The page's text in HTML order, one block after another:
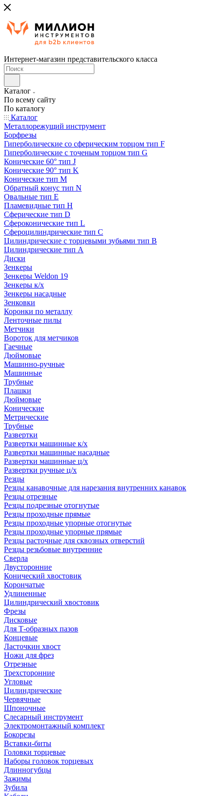
Интернет-магазин представительского класса
Каталог
По всему сайту
По каталогу
Каталог
Металлорежущий инструмент
Борфрезы
Гиперболические cо сферическим торцом тип F
Гиперболические с точеным торцом тип G
Конические 60° тип J
Конические 90° тип K
Конические тип M
Обратный конус тип N
Овальные тип E
Пламевидные тип H
Сферические тип D
Сфероконические тип L
Сфероцилиндрические тип C
Цилиндрические с торцевыми зубьями тип B
Цилиндрические тип А
Диски
Зенкеры
Зенкеры Weldon 19
Зенкеры к/х
Зенкеры насадные
Зенковки
Коронки по металлу
Ленточные пилы
Метчики
Вороток для метчиков
Гаечные
Дюймовые
Машинно-ручные
Машинные
Трубные
Плашки
Дюймовые
Конические
Метрические
Трубные
Развертки
Развертки машинные к/х
Развертки машинные насадные
Развертки машинные ц/х
Развертки ручные ц/х
Резцы
Резцы канавочные для нарезания внутренних канавок
Резцы отрезные
Резцы подрезные отогнутые
Резцы проходные прямые
Резцы проходные упорные отогнутые
Резцы проходные упорные прямые
Резцы расточные для сквозных отверстий
Резцы резьбовые внутренние
Сверла
Двусторонние
Конический хвостовик
Корончатые
Удлиненные
Цилиндрический хвостовик
Фрезы
Дисковые
Для Т-образных пазов
Концевые
Ласточкин хвост
Ножи для фрез
Отрезные
Трехсторонние
Угловые
Цилиндрические
Червячные
Шпоночные
Слесарный инструмент
Электромонтажный комплект
Бокорезы
Вставки-биты
Головки торцевые
Наборы головок торцевых
Длинногубцы
Зажимы
Зубила